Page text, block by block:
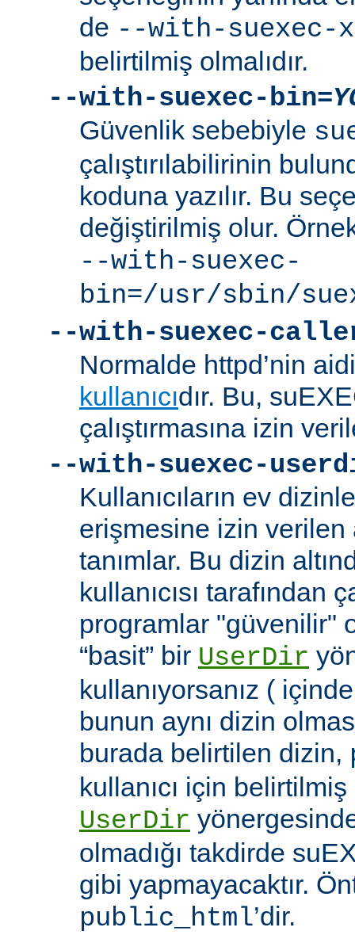
de --with-suexec-
belirtilmiş olmalıdır.
--with-suexec-bin=
Güvenlik sebebiyle
çalıştırılabilirinin
koduna yazılır. Bu
değiştirilmiş olur.
--with-suexec-
bin=/usr/sbin/
--with-suexec-
Normalde httpd’nin
kullanıcıdır. Bu,
çalıştırmasına izin
--with-suexec-
Kullanıcıların ev
erişmesine izin
tanımlar. Bu dizin
kullanıcısı tarafından
programlar "güvenilir"
“basit” bir UserDir
kullanıyorsanız (
bunun aynı dizin
burada belirtilen dizin,
kullanıcı için
UserDir
olmadığı takdirde
gibi yapmayacaktır.
public_html’dir.